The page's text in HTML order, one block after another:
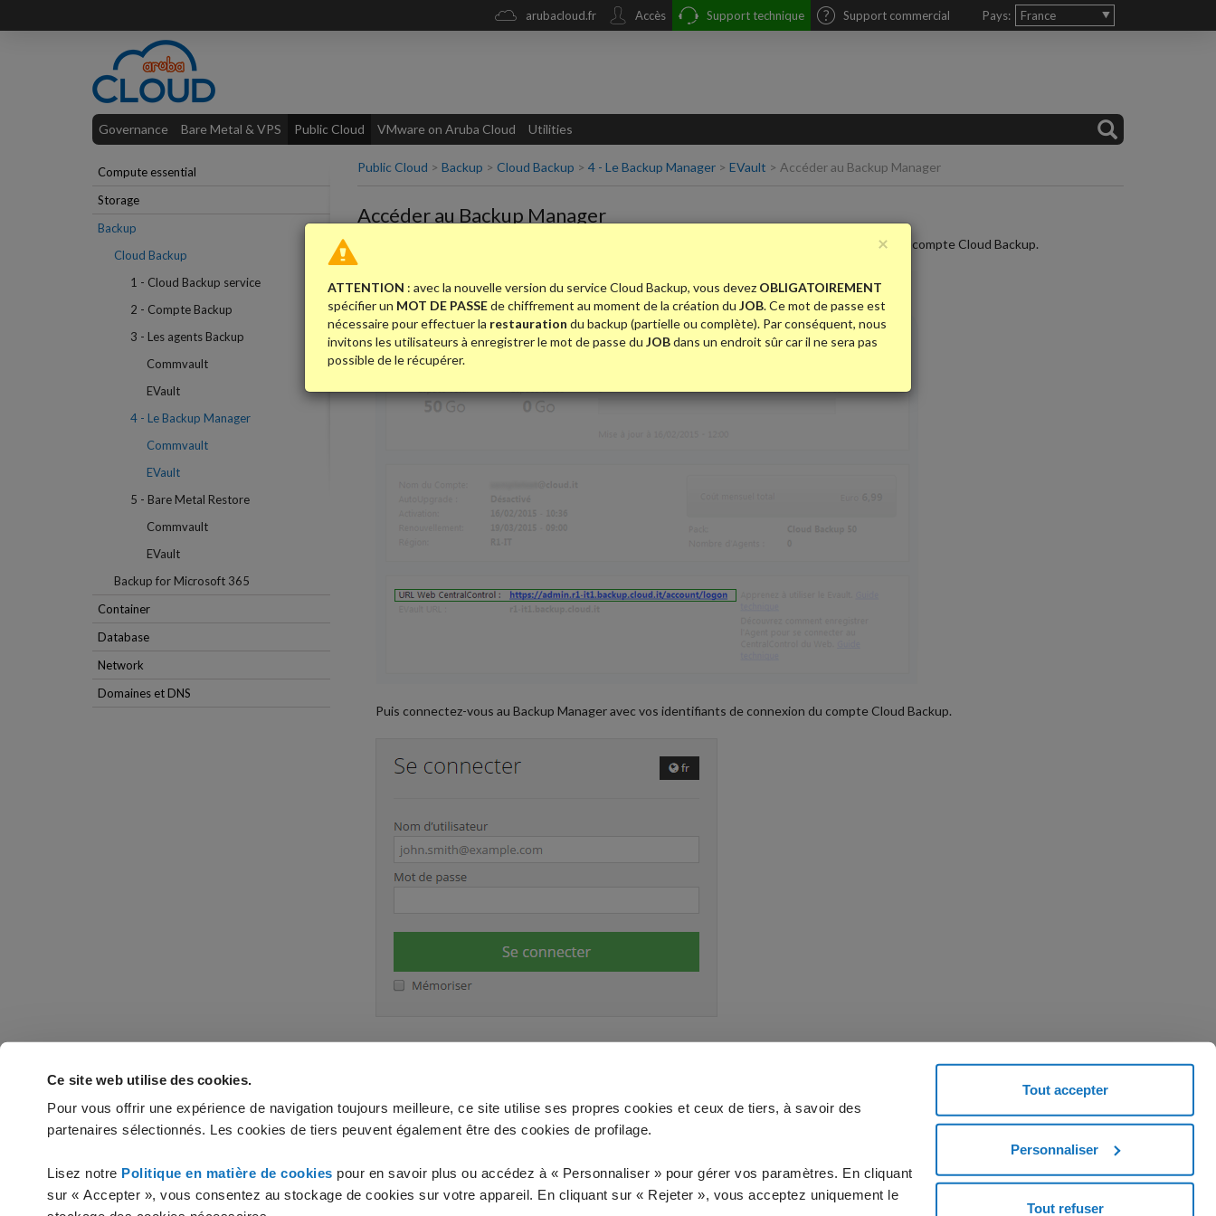
Ce site web utilise des cookies.
Pour vous offrir une expérience de navigation toujours meilleure, ce site utilise ses propres cookies et ceux de tiers, à savoir des
partenaires sélectionnés. Les cookies de tiers peuvent également être des cookies de profilage.
Lisez notre Politique en matière de cookies pour en savoir plus ou accédez à « Personnaliser » pour gérer vos paramètres. En cliquant
sur « Accepter », vous consentez au stockage de cookies sur votre appareil. En cliquant sur « Rejeter », vous acceptez uniquement le
Tout accepter
Personnaliser
Tout refuser
Pays: France
arubacloud.fr Accès Support technique Support commercial
Governance Bare Metal & VPS Public Cloud VMware on Aruba Cloud Utilities
Compute essential
Storage
Backup
Cloud Backup
1 - Cloud Backup service
2 - Compte Backup
3 - Les agents Backup
Commvault
EVault
4 - Le Backup Manager
Commvault
EVault
5 - Bare Metal Restore
Commvault
EVault
Backup for Microsoft 365
Container
Database
Network
Domaines et DNS
Public Cloud > Backup > Cloud Backup > 4 - Le Backup Manager> EVault > Accéder au Backup Manager
Accéder au Backup Manager
×
ATTENTION : avec la nouvelle version du service Cloud Backup, vous devez OBLIGATOIREMENT
spécifier un MOT DE PASSEde chiffrement au moment de la création du JOB. Ce mot de passe est
nécessaire pour effectuer la restauration du backup (partielle ou complète). Par conséquent, nous
invitons les utilisateurs à enregistrer le mot de passe du JOBdans un endroit sûr car il ne sera pas
possible de le récupérer.
Rendez-vous sur le lien Web CentralControl mentionné dans la page des détails techniques du compte Cloud Backup.
Puis connectez-vous au Backup Manager avec vos identifiants de connexion du compte Cloud Backup.
Vous n'avez pas trouvé les réponses à vos questions ?
CONTACTEZ L'ASSISTANCE
Vous n'êtes pas client ? Demandez un code coupon et essayez le service.
COMMENCEZ MAINTENANT